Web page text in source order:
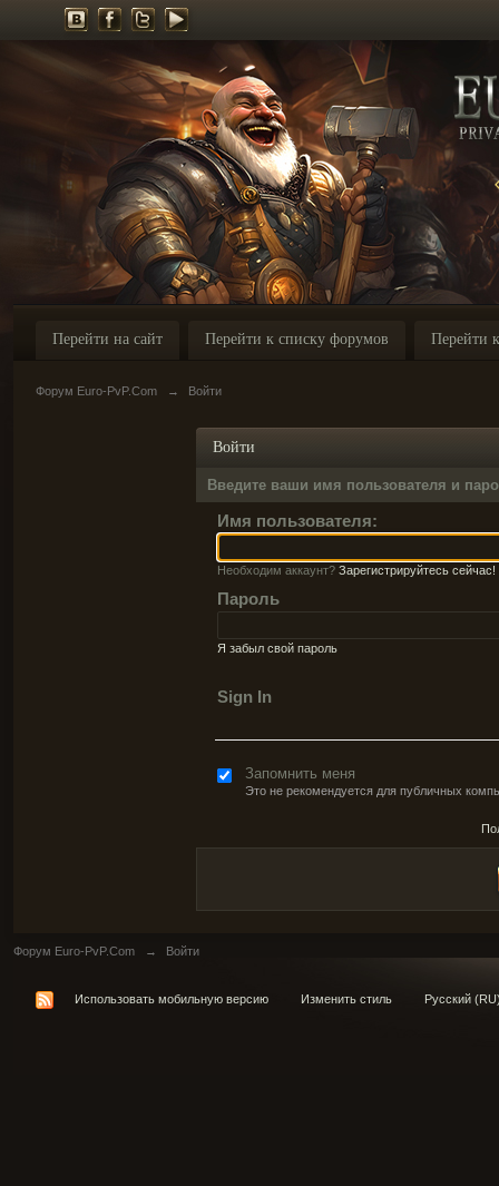
Перейти на сайт Перейти к списку форумов Перейти
Форум Euro-PvP.Com → Войти
Войти
Введите ваши имя пользователя и
Имя пользователя:
Необходим аккаунт? Зарегистрируйтесь сейчас!
Пароль
Я забыл свой пароль
Sign In
Запомнить меня
Это не рекомендуется для публичных
Форум Euro-PvP.Com → Войти
Использовать мобильную версию Изменить стиль Русский